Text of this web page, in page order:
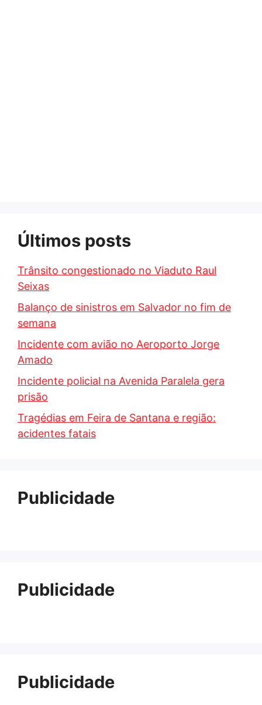
Últimos posts
Trânsito congestionado no Viaduto Raul
Seixas
Balanço de sinistros em Salvador no fim de
semana
Incidente com avião no Aeroporto Jorge
Amado
Incidente policial na Avenida Paralela gera
prisão
Tragédias em Feira de Santana e região:
acidentes fatais
Publicidade
Publicidade
Publicidade